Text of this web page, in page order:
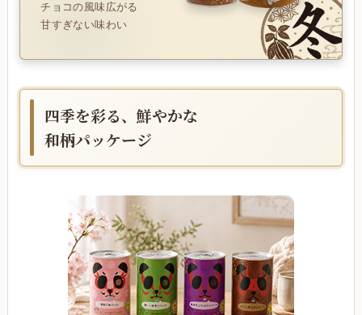
チョコの風味広がる
甘すぎない味わい
四季を彩る、鮮やかな
和柄パッケージ